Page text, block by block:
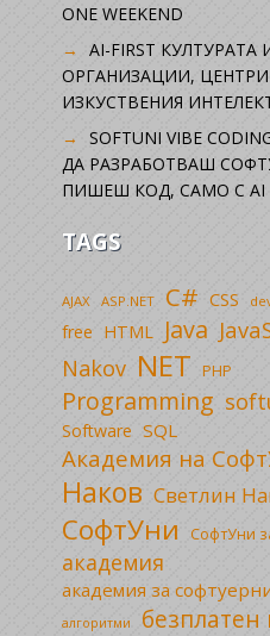
ONE WEEKEND
AI-FIRST КУЛТУРАТА
ОРГАНИЗАЦИИ,
ИЗКУСТВЕНИЯ
SOFTUNI VIBE
ДА РАЗРАБОТВАШ
ПИШЕШ КОД, САМО С AI
TAGS
AJAX ASP.NET C# CSS
free HTML Java
Nakov NET PHP
Programming
Software SQL
Академия на
Наков Светлин
СофтУни СофтУни
академия
академия за
алгоритми безплатен